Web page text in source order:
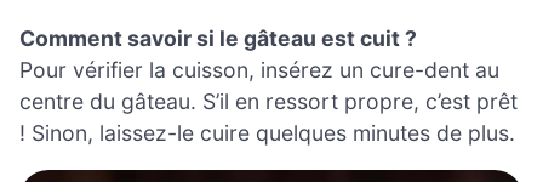
Comment savoir si le gâteau est cuit ?
Pour vérifier la cuisson, insérez un cure-dent au
centre du gâteau. S’il en ressort propre, c’est prêt
! Sinon, laissez-le cuire quelques minutes de plus.